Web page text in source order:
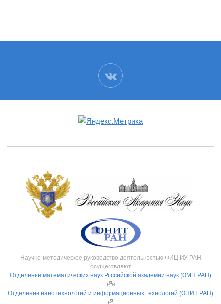
ВК
Научно-методическое руководство деятельностью ФИЦ ИУ РАН
осуществляют
Отделение математических наук Российской академии наук (ОМН РАН)
(внешняя ссылка)
и
Отделение нанотехнологий и информационных технологий (ОНИТ РАН)
(внешняя ссылка)
.